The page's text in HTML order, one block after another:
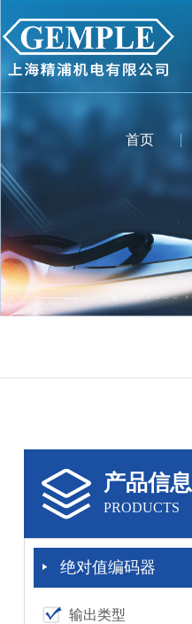
首页
产品信息
PRODUCTS
绝对值编码器
输出类型